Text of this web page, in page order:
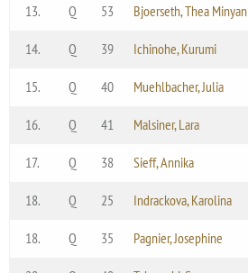
13. Q 53 Bjoerseth, Thea Minyan
14. Q 39 Ichinohe, Kurumi
15. Q 40 Muehlbacher, Julia
16. Q 41 Malsiner, Lara
17. Q 38 Sieff, Annika
18. Q 25 Indrackova, Karolina
18. Q 35 Pagnier, Josephine